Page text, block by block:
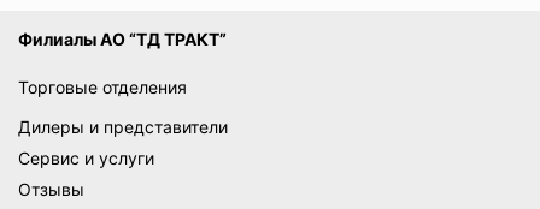
Филиалы АО “ТД ТРАКТ”
Торговые отделения
Дилеры и представители
Сервис и услуги
Отзывы